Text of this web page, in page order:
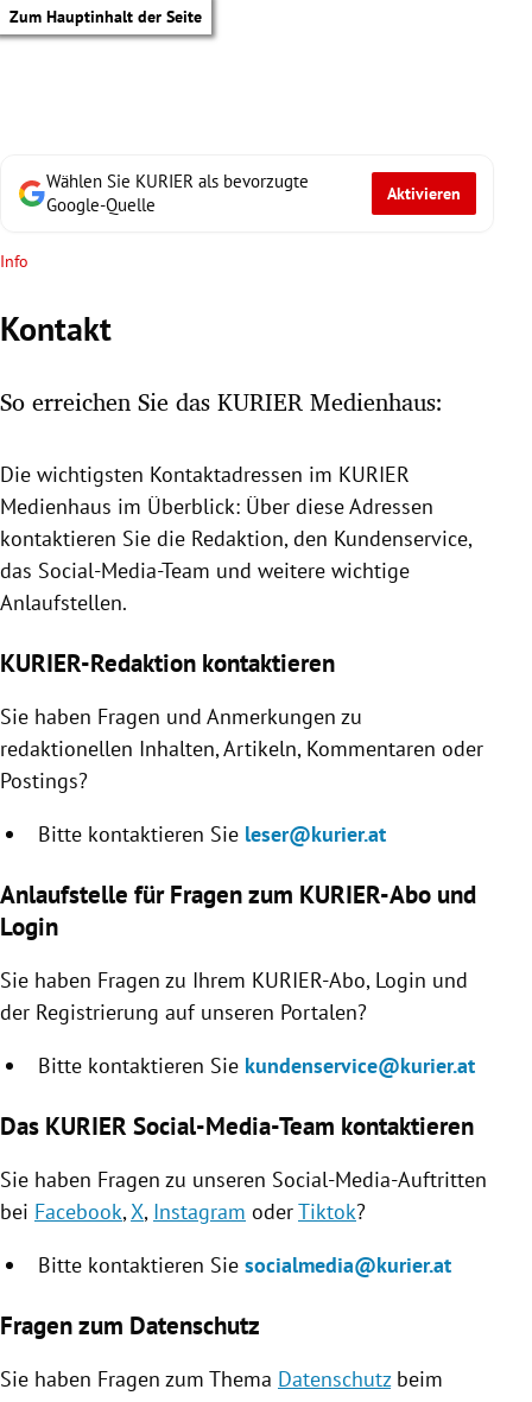
Zum Hauptinhalt der Seite
Untermenü
Untermenü
Untermenü
Untermenü
Untermenü
Untermenü
Untermenü
Untermenü
Wählen Sie KURIER als bevorzugte
Google-Quelle
Aktivieren
Info
Kontakt
So erreichen Sie das KURIER Medienhaus:
Die wichtigsten Kontaktadressen im KURIER
Medienhaus im Überblick: Über diese Adressen
kontaktieren Sie die Redaktion, den Kundenservice,
das Social-Media-Team und weitere wichtige
Anlaufstellen.
KURIER-Redaktion kontaktieren
Sie haben Fragen und Anmerkungen zu
redaktionellen Inhalten, Artikeln, Kommentaren oder
Postings?
Bitte kontaktieren Sie leser@kurier.at
Anlaufstelle für Fragen zum KURIER-Abo und
Login
Sie haben Fragen zu Ihrem KURIER-Abo, Login und
der Registrierung auf unseren Portalen?
Bitte kontaktieren Sie kundenservice@kurier.at
Das KURIER Social-Media-Team kontaktieren
Sie haben Fragen zu unseren Social-Media-Auftritten
bei Facebook, X, Instagram oderTiktok?
Bitte kontaktieren Sie socialmedia@kurier.at
Fragen zum Datenschutz
Sie haben Fragen zum Thema Datenschutzbeim